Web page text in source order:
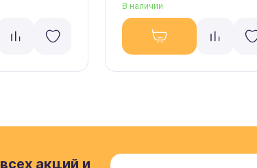
В наличии
акций и